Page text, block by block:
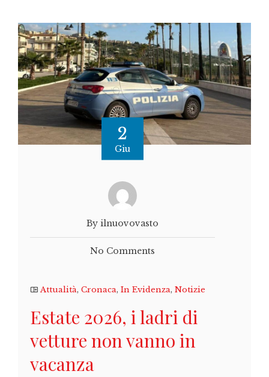
2
Giu
By ilnuovovasto
No Comments
Attualità, Cronaca, In Evidenza, Notizie
Estate 2026, i ladri di
vetture non vanno in
vacanza